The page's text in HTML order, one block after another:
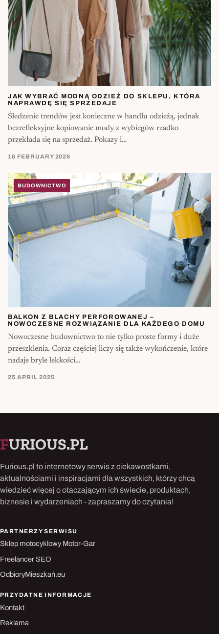
JAK WYBRAĆ MODNĄ ODZIEŻ DO SKLEPU, KTÓRA
NAPRAWDĘ SIĘ SPRZEDAJE
Śledzenie trendów jest konieczne w handlu odzieżą, jednak
bezrefleksyjne kopiowanie mody z wybiegów rzadko
przekłada się na sprzedaż. Pokazy i…
16 FEBRUARY 2026
BUDOWNICTWO
BALKON Z BLACHY PERFOROWANEJ –
NOWOCZESNE ROZWIĄZANIE DLA KAŻDEGO DOMU
Nowoczesne budownictwo to nie tylko proste formy i duże
przeszklenia. Coraz częściej liczy się także wykończenie, które
nadaje bryle lekkości…
25 APRIL 2025
FURIOUS.PL
Furious.pl to internetowy serwis z ciekawostkami,
aktualnościami i inspiracjami dla wszystkich, którzy chcą
wiedzieć więcej o otaczającym ich świecie, produktach,
biznesie i wydarzeniach - zapraszamy do czytania!
PARTNERZY SERWISU
Sklep motocyklowy Motor-Gar
Freelancer SEO
OdbioryMieszkań.eu
PRZYDATNE INFORMACJE
Kontakt
Reklama